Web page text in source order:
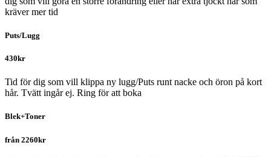
kräver mer tid
Puts/Lugg
430kr
Tid för dig som vill klippa ny lugg/Puts runt nacke och öron på kort
hår. Tvätt ingår ej. Ring för att boka
Blek+Toner
från 2260kr